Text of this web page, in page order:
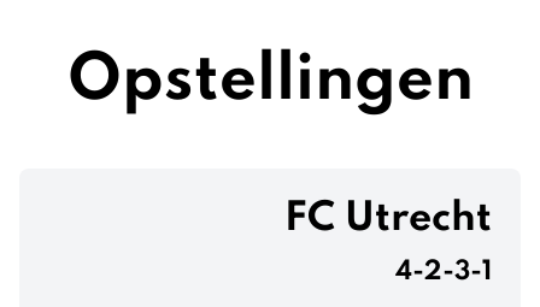
Opstellingen
FC Utrecht
4-2-3-1